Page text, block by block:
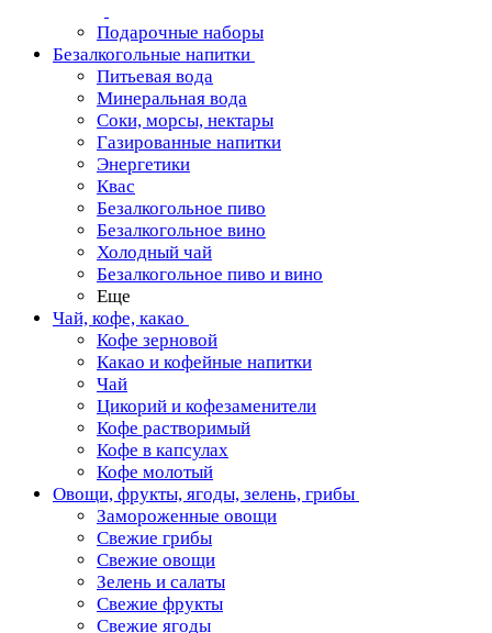
Подарочные наборы
Безалкогольные напитки
Питьевая вода
Минеральная вода
Соки, морсы, нектары
Газированные напитки
Энергетики
Квас
Безалкогольное пиво
Безалкогольное вино
Холодный чай
Безалкогольное пиво и вино
Еще
Чай, кофе, какао
Кофе зерновой
Какао и кофейные напитки
Чай
Цикорий и кофезаменители
Кофе растворимый
Кофе в капсулах
Кофе молотый
Овощи, фрукты, ягоды, зелень, грибы
Замороженные овощи
Свежие грибы
Свежие овощи
Зелень и салаты
Свежие фрукты
Свежие ягоды